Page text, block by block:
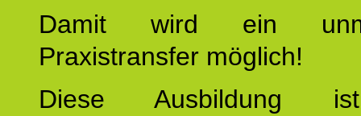
Damit wird ein
Praxistransfer möglich!
Diese Ausbildung